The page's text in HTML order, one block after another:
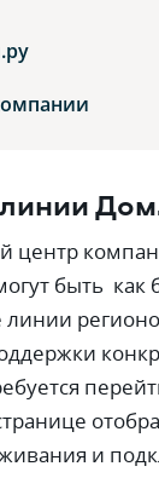
центр
быть как
и